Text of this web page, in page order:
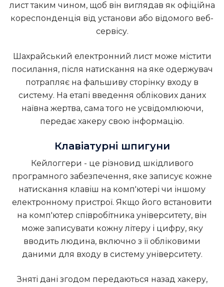
лист таким чином, щоб він виглядав як офіційна
кореспонденція від установи або відомого веб-
сервісу.
Шахрайський електронний лист може містити
посилання, після натискання на яке одержувач
потрапляє на фальшиву сторінку входу в
систему. На етапі введення облікових даних
наївна жертва, сама того не усвідомлюючи,
передає хакеру свою інформацію.
Клавіатурні шпигуни
Кейлоггери - це різновид шкідливого
програмного забезпечення, яке записує кожне
натискання клавіш на комп'ютері чи іншому
електронному пристрої. Якщо його встановити
на комп'ютер співробітника університету, він
може записувати кожну літеру і цифру, яку
вводить людина, включно з її обліковими
даними для входу в систему університету.
Зняті дані згодом передаються назад хакеру,